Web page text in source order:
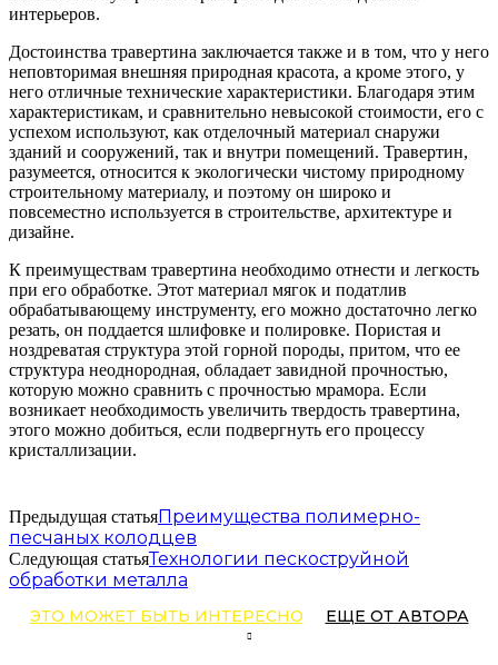
интерьеров.
Достоинства травертина заключается также и в том, что у него
неповторимая внешняя природная красота, а кроме этого, у
него отличные технические характеристики. Благодаря этим
характеристикам, и сравнительно невысокой стоимости, его с
успехом используют, как отделочный материал снаружи
зданий и сооружений, так и внутри помещений. Травертин,
разумеется, относится к экологически чистому природному
строительному материалу, и поэтому он широко и
повсеместно используется в строительстве, архитектуре и
дизайне.
К преимуществам травертина необходимо отнести и легкость
при его обработке. Этот материал мягок и податлив
обрабатывающему инструменту, его можно достаточно легко
резать, он поддается шлифовке и полировке. Пористая и
ноздреватая структура этой горной породы, притом, что ее
структура неоднородная, обладает завидной прочностью,
которую можно сравнить с прочностью мрамора. Если
возникает необходимость увеличить твердость травертина,
этого можно добиться, если подвергнуть его процессу
кристаллизации.
Предыдущая статьяПреимущества полимерно-
песчаных колодцев
Следующая статьяТехнологии пескоструйной
обработки металла
ЭТО МОЖЕТ БЫТЬ ИНТЕРЕСНО ЕЩЕ ОТ АВТОРА